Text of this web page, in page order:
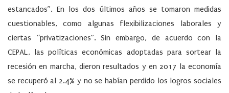
estancados”. En los dos últimos años se tomaron medidas
cuestionables, como algunas flexibilizaciones laborales y
ciertas “privatizaciones”. Sin embargo, de acuerdo con la
CEPAL, las políticas económicas adoptadas para sortear la
recesión en marcha, dieron resultados y en 2017 la economía
se recuperó al 2.4% y no se habían perdido los logros sociales